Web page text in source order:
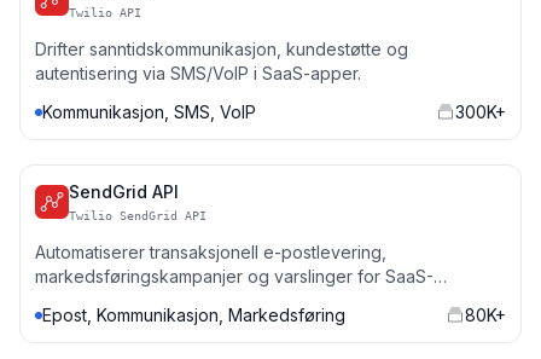
Twilio API
Drifter sanntidskommunikasjon, kundestøtte og
autentisering via SMS/VoIP i SaaS-apper.
Kommunikasjon, SMS, VoIP
300K+
SendGrid API
Twilio SendGrid API
Automatiserer transaksjonell e-postlevering,
markedsføringskampanjer og varslinger for SaaS-
Epost, Kommunikasjon, Markedsføring 80K+